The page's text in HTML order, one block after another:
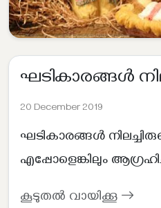
ഘടികാരങ്ങൾ
20 December 2019
ഘടികാരങ്ങൾ
എപ്പോളെങ്കിലും
കൂടുതൽ വായിക്കൂ